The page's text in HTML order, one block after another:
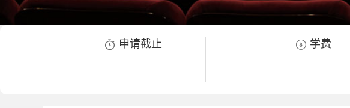
 申请截止  学费